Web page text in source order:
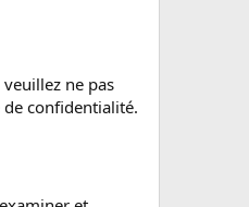
ne pas
confidentialité.